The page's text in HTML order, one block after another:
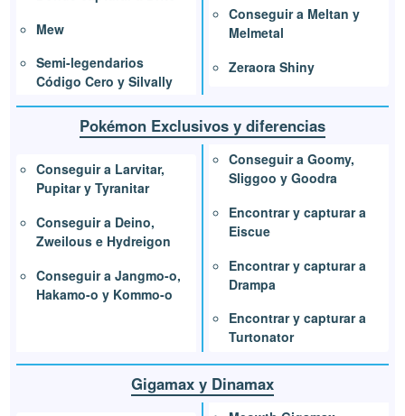
Mew
Semi-legendarios
Código Cero y Silvally
Conseguir a Meltan y
Melmetal
Zeraora Shiny
Pokémon Exclusivos y diferencias
Conseguir a Larvitar,
Pupitar y Tyranitar
Conseguir a Deino,
Zweilous e Hydreigon
Conseguir a Jangmo-o,
Hakamo-o y Kommo-o
Conseguir a Goomy,
Sliggoo y Goodra
Encontrar y capturar a
Eiscue
Encontrar y capturar a
Drampa
Encontrar y capturar a
Turtonator
Gigamax y Dinamax